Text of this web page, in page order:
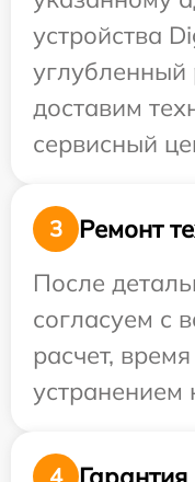
устройства
углубленный
доставим
сервисный
3
Ремонт
После
согласуем с
расчет,
устранением
4